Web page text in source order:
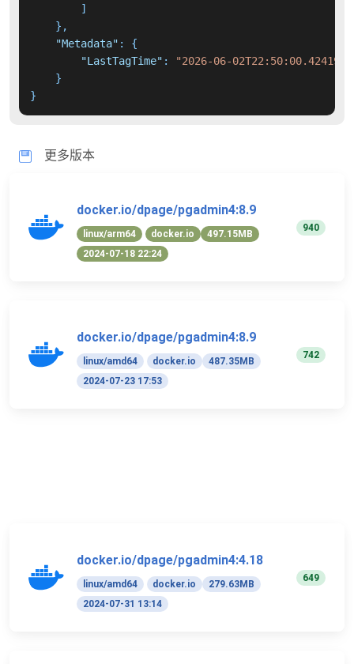
]
} ,
"Metadata" :
{
"LastTagTime" :
"2026-06-
}
}
更多版本
docker.io/dpage/pgadmin4:8.9
linux/arm64 docker.io
497.15MB
2024-07-18 22:24
940
docker.io/dpage/pgadmin4:8.9
linux/amd64 docker.io
487.35MB
2024-07-23 17:53
742
docker.io/dpage/pgadmin4:4.18
linux/amd64 docker.io
279.63MB
2024-07-31 13:14
649